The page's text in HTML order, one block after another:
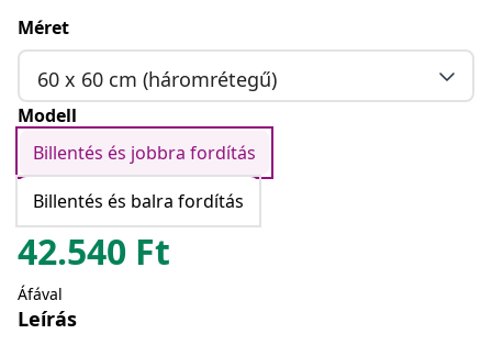
Méret
60 x 60 cm (háromrétegű)
Modell
Billentés és jobbra fordítás
Billentés és balra fordítás
42.540 Ft
Áfával
Leírás